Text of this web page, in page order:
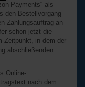
Payments“ als
den Bestellvorgang
Zahlungsauftrag an
schon jetzt die
Zeitpunkt, in dem der
abschließenden
Online-
nach dem